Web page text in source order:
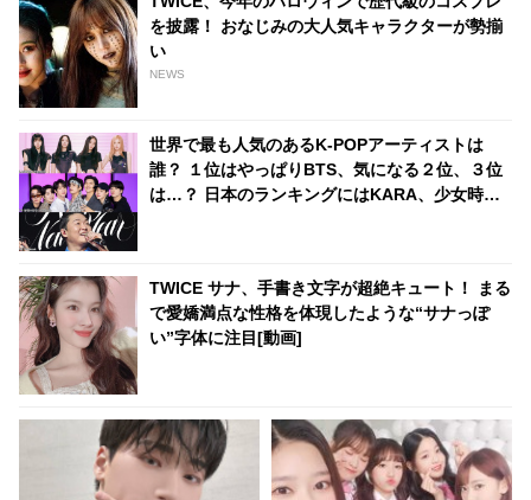
ァンは「信じられない…」と騒
然
を披露！ おなじみの大人気キャラクターが勢揃
い
NEWS
世界で最も人気のあるK-POPアーティストは
誰？ １位はやっぱりBTS、気になる２位、３位
は…？ 日本のランキングにはKARA、少女時代
TWICE サナ、手書き文字が超絶キュート！ まる
で愛嬌満点な性格を体現したような“サナっぽ
い”字体に注目[動画]